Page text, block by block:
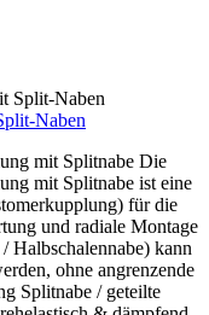
Naben
mit Splitnabe Die
mit Splitnabe ist eine
für die
und radiale Montage
Halbschalennabe) kann
ohne angrenzende
Splitnabe / geteilte